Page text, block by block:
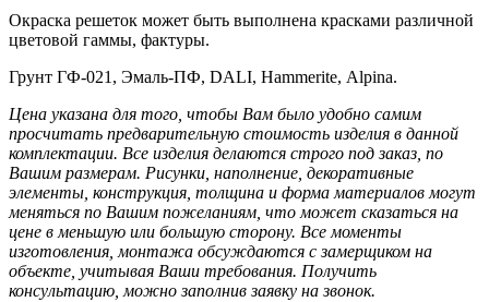
Окраска решеток может быть выполнена красками различной
цветовой гаммы, фактуры.
Грунт ГФ-021, Эмаль-ПФ, DALI, Hammerite, Alpina.
Цена указана для того, чтобы Вам было удобно самим
просчитать предварительную стоимость изделия в данной
комплектации. Все изделия делаются строго под заказ, по
Вашим размерам. Рисунки, наполнение, декоративные
элементы, конструкция, толщина и форма материалов могут
меняться по Вашим пожеланиям, что может сказаться на
цене в меньшую или большую сторону. Все моменты
изготовления, монтажа обсуждаются с замерщиком на
объекте, учитывая Ваши требования. Получить
консультацию, можно заполнив заявку на звонок.